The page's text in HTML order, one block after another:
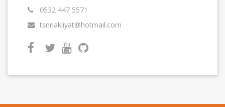
0532 447 5571
tsnnakliyat@hotmail.com